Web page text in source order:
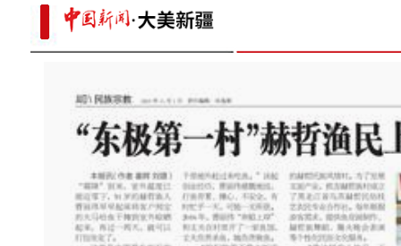
工业余热“反哺”现代农业
pro